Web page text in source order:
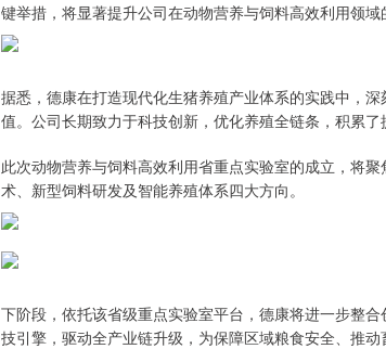
键举措，将显著提升公司在动物营养与饲料高效利用领域
据悉，德康在打造现代化生猪养殖产业体系的实践中，
值。公司长期致力于科技创新，优化养殖全链条，积累了
此次动物营养与饲料高效利用省重点实验室的成立，将
术、新型饲料研发及智能养殖体系四大方向。
下阶段，依托该省级重点实验室平台，德康将进一步整
技引擎，驱动全产业链升级，为保障区域粮食安全、推动